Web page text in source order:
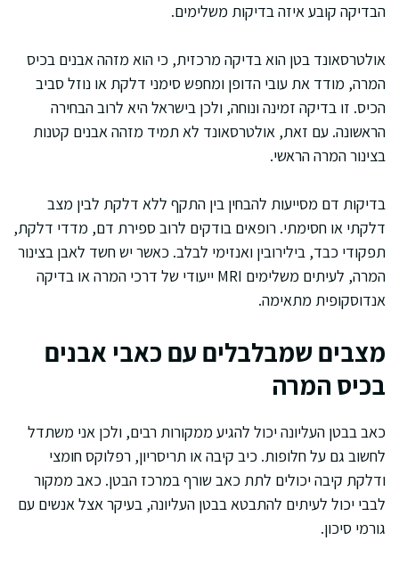
הבדיקה קובע איזה בדיקות משלימים.
אולטרסאונד בטן הוא בדיקה מרכזית, כי הוא מזהה אבנים בכיס
המרה, מודד את עובי הדופן ומחפש סימני דלקת או נוזל סביב
הכיס. זו בדיקה זמינה ונוחה, ולכן בישראל היא לרוב הבחירה
הראשונה. עם זאת, אולטרסאונד לא תמיד מזהה אבנים קטנות
בצינור המרה הראשי.
בדיקות דם מסייעות להבחין בין התקף ללא דלקת לבין מצב
דלקתי או חסימתי. רופאים בודקים לרוב ספירת דם, מדדי דלקת,
תפקודי כבד, בילירובין ואנזימי לבלב. כאשר יש חשד לאבן בצינור
המרה, לעיתים משלימים MRI ייעודי של דרכי המרה או בדיקה
אנדוסקופית מתאימה.
מצבים שמבלבלים עם כאבי אבנים
בכיס המרה
כאב בבטן העליונה יכול להגיע ממקורות רבים, ולכן אני משתדל
לחשוב גם על חלופות. כיב קיבה או תריסריון, רפלוקס חומצי
ודלקת קיבה יכולים לתת כאב שורף במרכז הבטן. כאב ממקור
לבבי יכול לעיתים להתבטא בבטן העליונה, בעיקר אצל אנשים עם
גורמי סיכון.